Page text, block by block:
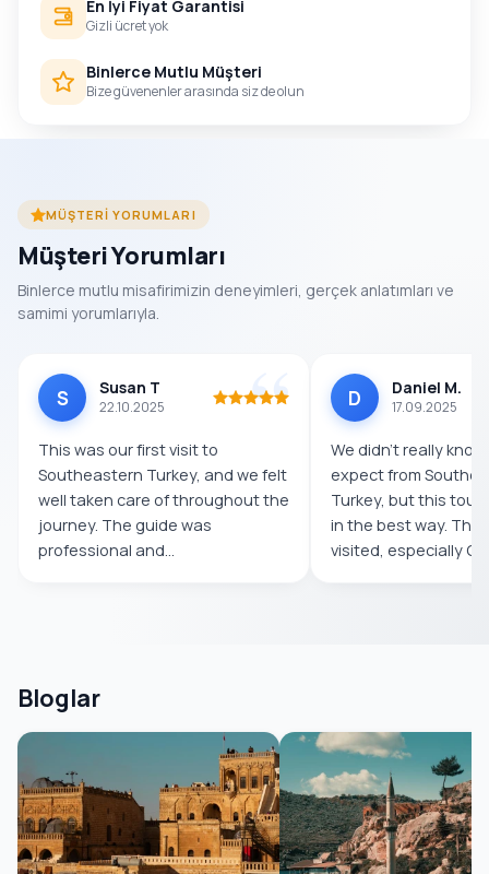
En İyi Fiyat Garantisi
Gizli ücret yok
Binlerce Mutlu Müşteri
Bize güvenenler arasında siz de olun
MÜŞTERI YORUMLARI
Müşteri Yorumları
Binlerce mutlu misafirimizin deneyimleri, gerçek anlatımları ve
samimi yorumlarıyla.
S Susan T
22.10.2025
This was our first visit to
Southeastern Turkey, and we felt
well taken care of throughout the
journey. The guide was
professional and
D Daniel M.
17.09.2025
We didn’t really
expect from
Turkey, but this tour
in the best way. The
visited, especially
Bloglar